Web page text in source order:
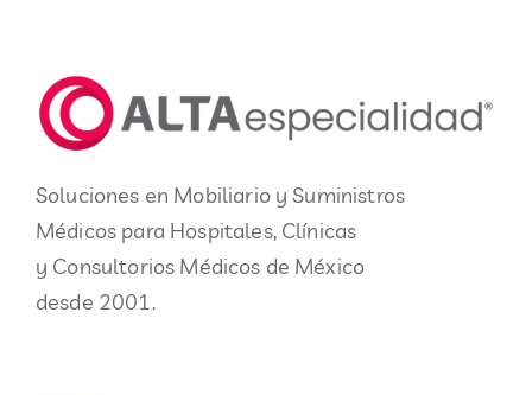
Soluciones en Mobiliario y Suministros
Médicos para Hospitales, Clínicas
y Consultorios Médicos de México
desde 2001.